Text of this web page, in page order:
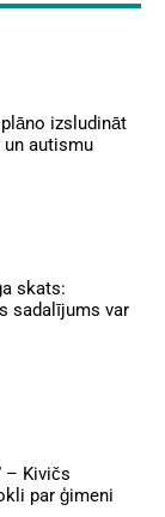
izsludināt
autismu
skats:
sadalījums var
– Kivičs
par ģimeni